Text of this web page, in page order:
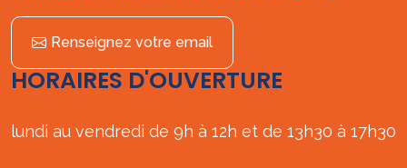
Renseignez votre email
HORAIRES D'OUVERTURE
lundi au vendredi de 9h à 12h et de 13h30 à 17h30